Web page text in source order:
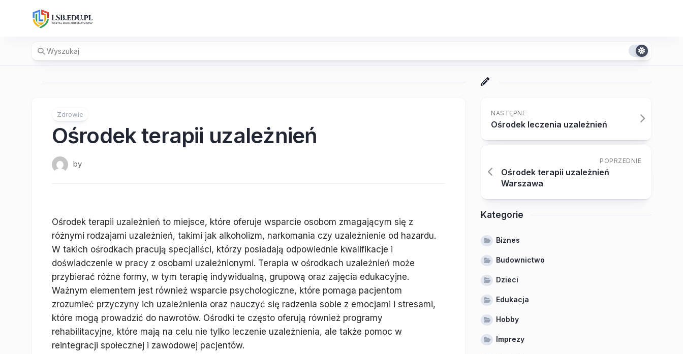
Zdrowie
Ośrodek terapii uzależnień
by
Ośrodek terapii uzależnień to miejsce, które oferuje wsparcie osobom zmagającym się z
różnymi rodzajami uzależnień, takimi jak alkoholizm, narkomania czy uzależnienie od hazardu.
W takich ośrodkach pracują specjaliści, którzy posiadają odpowiednie kwalifikacje i
doświadczenie w pracy z osobami uzależnionymi. Terapia w ośrodkach uzależnień może
przybierać różne formy, w tym terapię indywidualną, grupową oraz zajęcia edukacyjne.
Ważnym elementem jest również wsparcie psychologiczne, które pomaga pacjentom
zrozumieć przyczyny ich uzależnienia oraz nauczyć się radzenia sobie z emocjami i stresami,
które mogą prowadzić do nawrotów. Ośrodki te często oferują również programy
rehabilitacyjne, które mają na celu nie tylko leczenie uzależnienia, ale także pomoc w
reintegracji społecznej i zawodowej pacjentów.
NASTĘPNE
Ośrodek leczenia uzależnień
POPRZEDNIE
Ośrodek terapii uzależnień
Warszawa
Kategorie
Biznes
Budownictwo
Dzieci
Edukacja
Hobby
Imprezy